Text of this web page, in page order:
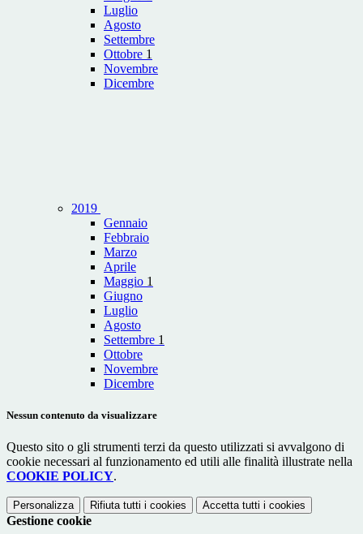
Luglio
Agosto
Settembre
Ottobre 1
Novembre
Dicembre
2019
Gennaio
Febbraio
Marzo
Aprile
Maggio 1
Giugno
Luglio
Agosto
Settembre 1
Ottobre
Novembre
Dicembre
Nessun contenuto da visualizzare
Questo sito o gli strumenti terzi da questo utilizzati si avvalgono di
cookie necessari al funzionamento ed utili alle finalità illustrate nella
COOKIE POLICY.
Personalizza Rifiuta tutti i cookies Accetta tutti i cookies
Gestione cookie